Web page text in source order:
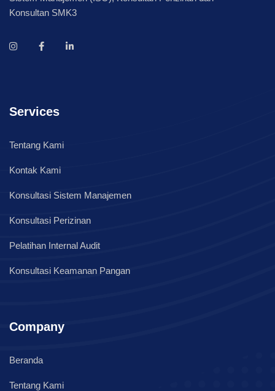
Konsultan SMK3
Services
Tentang Kami
Kontak Kami
Konsultasi Sistem Manajemen
Konsultasi Perizinan
Pelatihan Internal Audit
Konsultasi Keamanan Pangan
Company
Beranda
Tentang Kami